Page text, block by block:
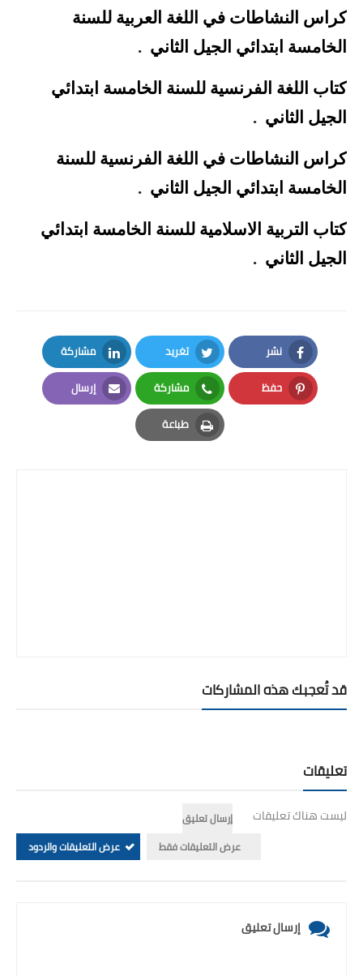
كراس النشاطات في اللغة العربية للسنة
الخامسة ابتدائي الجيل الثاني .
كتاب اللغة الفرنسية للسنة الخامسة ابتدائي
الجيل الثاني .
كراس النشاطات في اللغة الفرنسية للسنة
الخامسة ابتدائي الجيل الثاني .
كتاب التربية الاسلامية للسنة الخامسة ابتدائي
الجيل الثاني .
نشر
Facebook
تغريد
Twitter
مشاركة
LinkedIn
حفظ
Pinterest
مشاركة
Whatsapp
إرسال
Email
طباعة
Print
قد تُعجبك هذه المشاركات
تعليقات
ليست هناك تعليقات
إرسال تعليق
عرض التعليقات فقط
عرض التعليقات والردود
إرسال تعليق